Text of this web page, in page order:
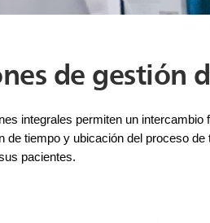
de gestión
integrales permiten un
de tiempo y ubicación del proceso
pacientes.